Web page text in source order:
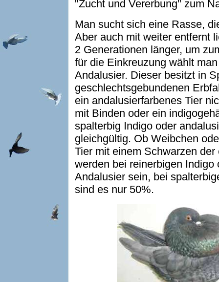
"Zucht und Vererbung" zum
Man sucht sich eine Rasse,
Aber auch mit weiter entfernt
2 Generationen länger, um
für die Einkreuzung wählt
Andalusier. Dieser besitzt in
geschlechtsgebundenen
ein andalusierfarbenes Tier
mit Binden oder ein
spalterbig Indigo oder
gleichgültig. Ob Weibchen
Tier mit einem Schwarzen
werden bei reinerbigen
Andalusier sein, bei
sind es nur 50%.